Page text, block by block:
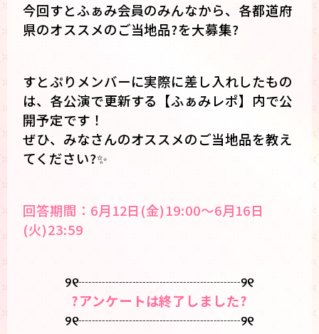
今回すとふぁみ会員のみんなから、各都道府
県のオススメのご当地品?を大募集?
すとぷりメンバーに実際に差し入れしたもの
は、各公演で更新する【ふぁみレポ】内で公
開予定です！
ぜひ、みなさんのオススメのご当地品を教え
てください?✨️
回答期間：6月12日(金)19:00〜6月16日
(火)23:59
୨୧┈┈┈┈┈┈┈┈┈┈┈┈୨୧
?アンケートは終了しました?
୨୧┈┈┈┈┈┈┈┈┈┈┈┈୨୧